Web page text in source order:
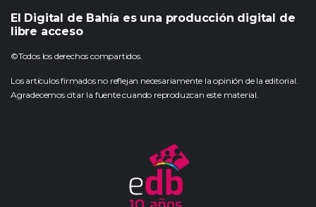
El Digital de Bahía es una producción digital de
libre acceso
©Todos los derechos compartidos.
Los artículos firmados no reflejan necesariamente la opinión de la editorial.
Agradecemos citar la fuente cuando reproduzcan este material.